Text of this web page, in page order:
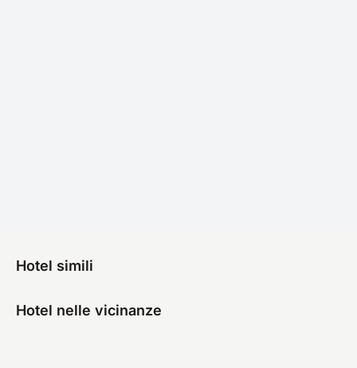
Hotel simili
Hotel nelle vicinanze